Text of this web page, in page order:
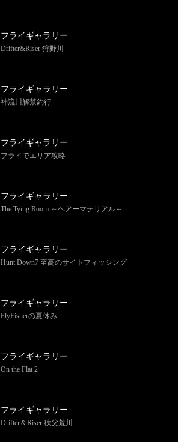
フライギャラリー
Drifter&Riser 狩野川
フライギャラリー
神流川解禁釣行
フライギャラリー
フライでエリア攻略
フライギャラリー
The Tying Room ～ヘアーマテリアル～
フライギャラリー
Hunt Down7 至高のサイトフィッシング
フライギャラリー
FlyFisherの夏休み
フライギャラリー
On the Flat 2
フライギャラリー
Drifter＆Riser 秩父荒川